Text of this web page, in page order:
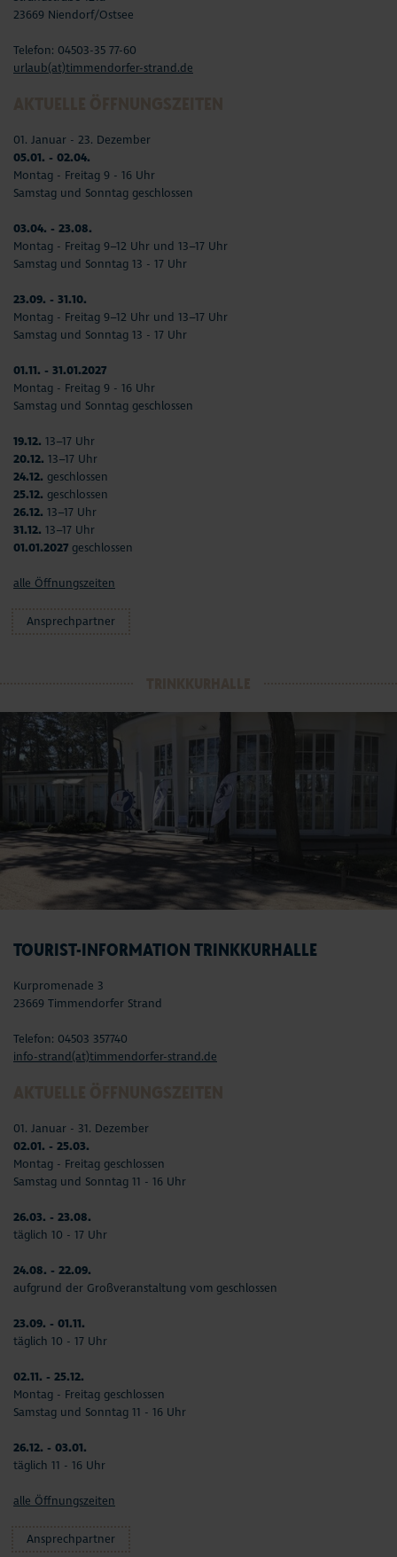
23669 Niendorf/Ostsee
Telefon: 04503-35 77-60
urlaub(at)timmendorfer-strand.de
01. Januar - 23. Dezember
05.01. - 02.04.
Montag - Freitag 9 - 16 Uhr
Samstag und Sonntag geschlossen
03.04. - 23.08.
Montag - Freitag 9–12 Uhr und 13–17 Uhr
Samstag und Sonntag 13 - 17 Uhr
23.09. - 31.10.
Montag - Freitag 9–12 Uhr und 13–17 Uhr
Samstag und Sonntag 13 - 17 Uhr
01.11. - 31.01.2027
Montag - Freitag 9 - 16 Uhr
Samstag und Sonntag geschlossen
19.12. 13–17 Uhr
20.12. 13–17 Uhr
24.12. geschlossen
25.12. geschlossen
26.12. 13–17 Uhr
31.12. 13–17 Uhr
01.01.2027 geschlossen
alle Öffnungszeiten
Ansprechpartner
TOURIST-INFORMATION TRINKKURHALLE
Kurpromenade 3
23669 Timmendorfer Strand
Telefon: 04503 357740
info-strand(at)timmendorfer-strand.de
01. Januar - 31. Dezember
02.01. - 25.03.
Montag - Freitag geschlossen
Samstag und Sonntag 11 - 16 Uhr
26.03. - 23.08.
täglich 10 - 17 Uhr
24.08. - 22.09.
aufgrund der Großveranstaltung vom geschlossen
23.09. - 01.11.
täglich 10 - 17 Uhr
02.11. - 25.12.
Montag - Freitag geschlossen
Samstag und Sonntag 11 - 16 Uhr
26.12. - 03.01.
täglich 11 - 16 Uhr
alle Öffnungszeiten
Ansprechpartner